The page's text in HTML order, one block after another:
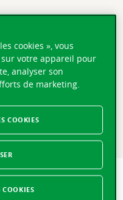
son centenaire
Hebeisen, CEO
pour les agents
Demola
et actions de
afin de marquer ce
de Suisse centrale
cookies », vous
sur votre appareil pour
analyser son
de marketing.
COOKIES
COOKIES